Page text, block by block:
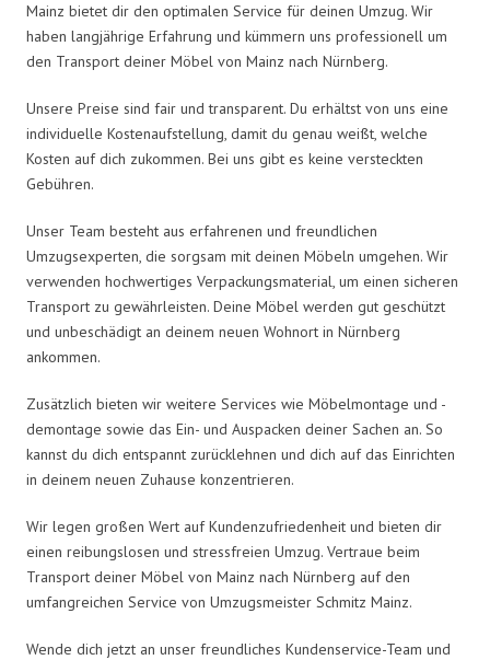
Mainz bietet dir den optimalen Service für deinen Umzug. Wir
haben langjährige Erfahrung und kümmern uns professionell um
den Transport deiner Möbel von Mainz nach Nürnberg.
Unsere Preise sind fair und transparent. Du erhältst von uns eine
individuelle Kostenaufstellung, damit du genau weißt, welche
Kosten auf dich zukommen. Bei uns gibt es keine versteckten
Gebühren.
Unser Team besteht aus erfahrenen und freundlichen
Umzugsexperten, die sorgsam mit deinen Möbeln umgehen. Wir
verwenden hochwertiges Verpackungsmaterial, um einen sicheren
Transport zu gewährleisten. Deine Möbel werden gut geschützt
und unbeschädigt an deinem neuen Wohnort in Nürnberg
ankommen.
Zusätzlich bieten wir weitere Services wie Möbelmontage und -
demontage sowie das Ein- und Auspacken deiner Sachen an. So
kannst du dich entspannt zurücklehnen und dich auf das Einrichten
in deinem neuen Zuhause konzentrieren.
Wir legen großen Wert auf Kundenzufriedenheit und bieten dir
einen reibungslosen und stressfreien Umzug. Vertraue beim
Transport deiner Möbel von Mainz nach Nürnberg auf den
umfangreichen Service von Umzugsmeister Schmitz Mainz.
Wende dich jetzt an unser freundliches Kundenservice-Team und